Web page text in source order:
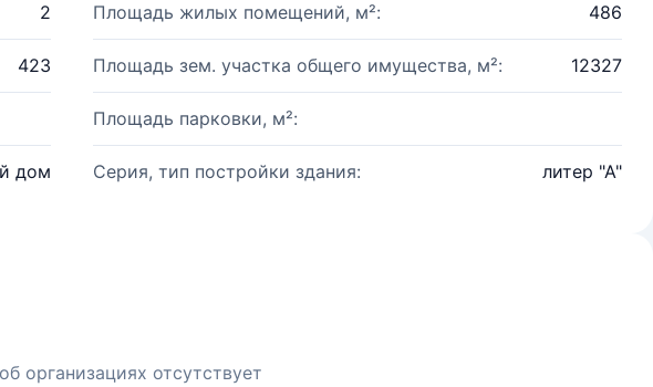
2 Площадь жилых помещений, м²: 486
423 Площадь зем. участка общего имущества, м²: 12327
Площадь парковки, м²:
дом Серия, тип постройки здания: литер "А"
организациях отсутствует